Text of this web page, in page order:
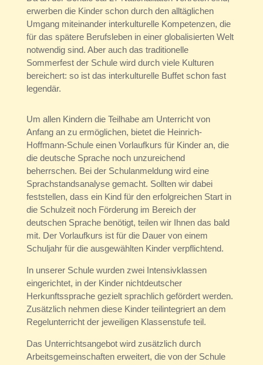
erwerben die Kinder schon durch den alltäglichen
Umgang miteinander interkulturelle Kompetenzen, die
für das spätere Berufsleben in einer globalisierten Welt
notwendig sind. Aber auch das traditionelle
Sommerfest der Schule wird durch viele Kulturen
bereichert: so ist das interkulturelle Buffet schon fast
legendär.
Um allen Kindern die Teilhabe am Unterricht von
Anfang an zu ermöglichen, bietet die Heinrich-
Hoffmann-Schule einen Vorlaufkurs für Kinder an, die
die deutsche Sprache noch unzureichend
beherrschen. Bei der Schulanmeldung wird eine
Sprachstandsanalyse gemacht. Sollten wir dabei
feststellen, dass ein Kind für den erfolgreichen Start in
die Schulzeit noch Förderung im Bereich der
deutschen Sprache benötigt, teilen wir Ihnen das bald
mit. Der Vorlaufkurs ist für die Dauer von einem
Schuljahr für die ausgewählten Kinder verpflichtend.
In unserer Schule wurden zwei Intensivklassen
eingerichtet, in der Kinder nichtdeutscher
Herkunftssprache gezielt sprachlich gefördert werden.
Zusätzlich nehmen diese Kinder teilintegriert an dem
Regelunterricht der jeweiligen Klassenstufe teil.
Das Unterrichtsangebot wird zusätzlich durch
Arbeitsgemeinschaften erweitert, die von der Schule